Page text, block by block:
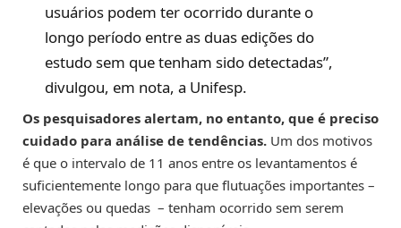
usuários podem ter ocorrido durante o
longo período entre as duas edições do
estudo sem que tenham sido detectadas”,
divulgou, em nota, a Unifesp.
Os pesquisadores alertam, no entanto, que é preciso
cuidado para análise de tendências. Um dos motivos
é que o intervalo de 11 anos entre os levantamentos é
suficientemente longo para que flutuações importantes –
elevações ou quedas – tenham ocorrido sem serem